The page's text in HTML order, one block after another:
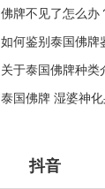
佛牌不见了怎么办
如何鉴别泰国佛牌
关于泰国佛牌种类
哪些种类！
泰国佛牌 湿婆神
抖音